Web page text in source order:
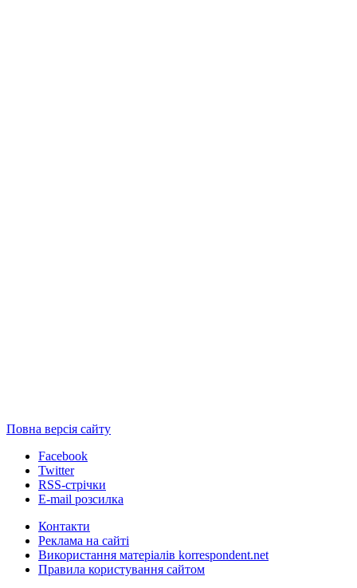
Повна версія сайту
Facebook
Twitter
RSS-стрічки
E-mail розсилка
Контакти
Реклама на сайті
Використання матеріалів korrespondent.net
Правила користування сайтом